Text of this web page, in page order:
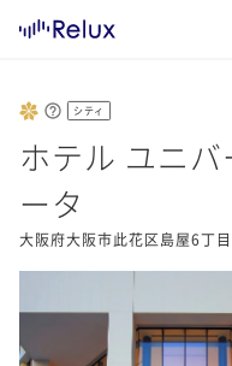
シティ
ホテル ユニ
ータ
大阪府大阪市此花区島屋6丁